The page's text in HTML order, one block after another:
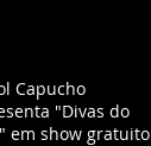
Capucho
"Divas do
em show gratuito